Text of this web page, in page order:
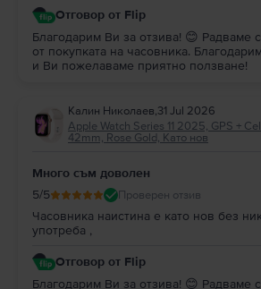
Отговор от Flip
Благодарим Ви за отзива! 😊 Радваме
от покупката на часовника.
и Ви пожелаваме приятно ползване!
Калин Николаев,31 Jul 2026
Apple Watch Series 11 2025, GPS +
42mm, Rose Gold, Като нов
Много съм доволен
5/5 Проверен отзив
Часовника наистина е като нов без
употреба ,
Отговор от Flip
Благодарим Ви за отзива! 😊 Радваме